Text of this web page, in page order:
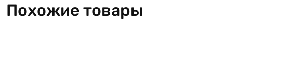
Похожие товары